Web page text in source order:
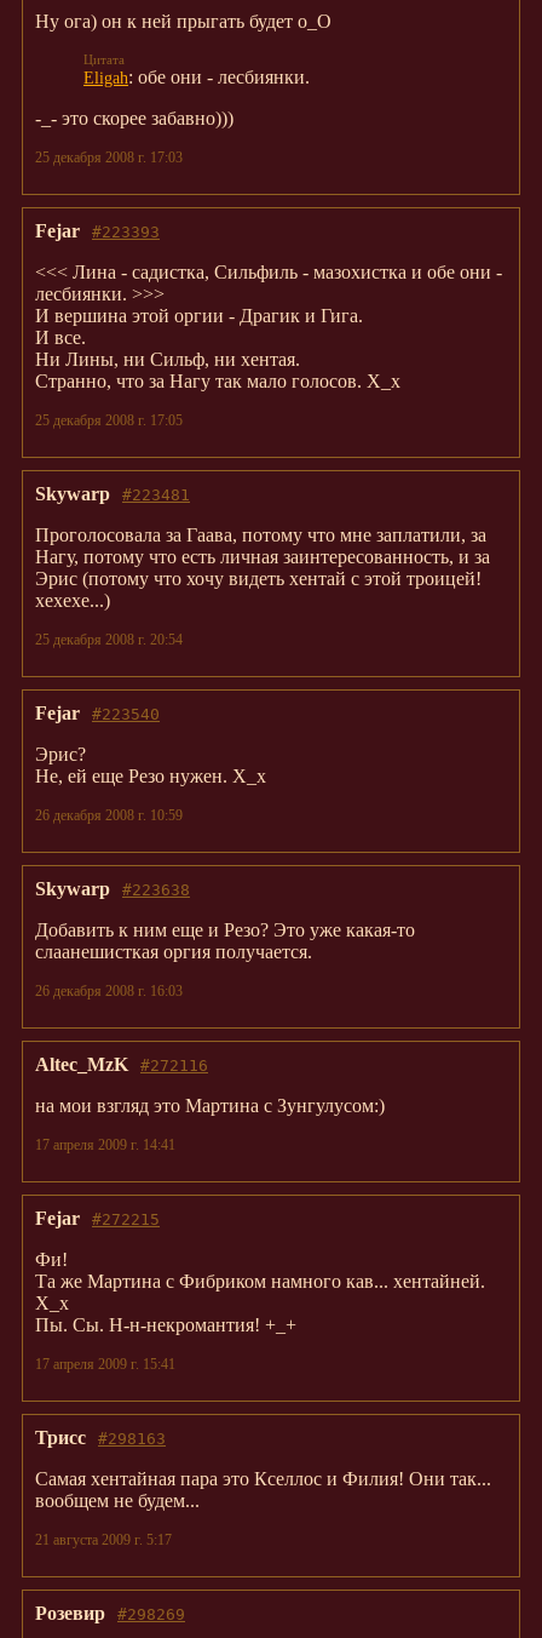
Ну ога) он к ней прыгать будет о_О
Eligah: обе они - лесбиянки.
-_- это скорее забавно)))
25 декабря 2008 г. 17:03
#223393
Fejar
<<< Лина - садистка, Сильфиль - мазохистка и обе они -
лесбиянки. >>>
И вершина этой оргии - Драгик и Гига.
И все.
Ни Лины, ни Сильф, ни хентая.
Странно, что за Нагу так мало голосов. Х_х
25 декабря 2008 г. 17:05
#223481
Skywarp
Проголосовала за Гаава, потому что мне заплатили, за
Нагу, потому что есть личная заинтересованность, и за
Эрис (потому что хочу видеть хентай с этой троицей!
хехехе...)
25 декабря 2008 г. 20:54
#223540
Fejar
Эрис?
Не, ей еще Резо нужен. Х_х
26 декабря 2008 г. 10:59
#223638
Skywarp
Добавить к ним еще и Резо? Это уже какая-то
слаанешисткая оргия получается.
26 декабря 2008 г. 16:03
#272116
Altec_MzK
на мои взгляд это Мартина с Зунгулусом:)
17 апреля 2009 г. 14:41
#272215
Fejar
Фи!
Та же Мартина с Фибриком намного кав... хентайней.
Х_х
Пы. Сы. Н-н-некромантия! +_+
17 апреля 2009 г. 15:41
#298163
Трисс
Самая хентайная пара это Кселлос и Филия! Они так...
вообщем не будем...
21 августа 2009 г. 5:17
#298269
Розевир